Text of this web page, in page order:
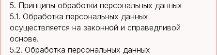
5. Принципы обработки персональных данных
5.1. Обработка персональных данных
осуществляется на законной и справедливой
основе.
5.2. Обработка персональных данных